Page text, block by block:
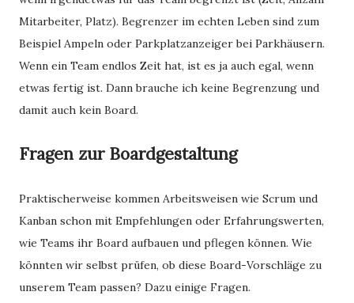
Mitarbeiter, Platz). Begrenzer im echten Leben sind zum
Beispiel Ampeln oder Parkplatzanzeiger bei Parkhäusern.
Wenn ein Team endlos Zeit hat, ist es ja auch egal, wenn
etwas fertig ist. Dann brauche ich keine Begrenzung und
damit auch kein Board.
Fragen zur Boardgestaltung
Praktischerweise kommen Arbeitsweisen wie Scrum und
Kanban schon mit Empfehlungen oder Erfahrungswerten,
wie Teams ihr Board aufbauen und pflegen können. Wie
könnten wir selbst prüfen, ob diese Board-Vorschläge zu
unserem Team passen? Dazu einige Fragen.